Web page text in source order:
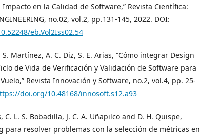
en la Calidad de Software,” Revista Científica:
no.02, vol.2, pp.131-145, 2022. DOI:
eb.Vol2Iss02.54
S. Martínez, A. C. Diz, S. E. Arias, “Cómo integrar Design
de Vida de Verificación y Validación de Software para
Revista Innovación y Software, no.2, vol.4, pp. 25-
doi.org/10.48168/innosoft.s12.a93
C. L. S. Bobadilla, J. C. A. Uñapilco and D. H. Quispe,
para resolver problemas con la selección de métricas en